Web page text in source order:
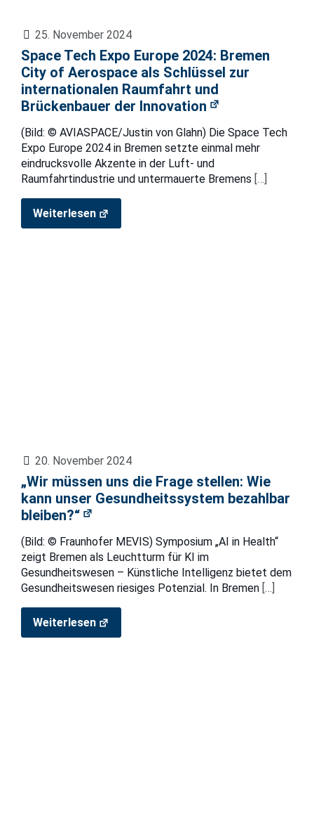
25. November 2024
Space Tech Expo Europe 2024: Bremen
City of Aerospace als Schlüssel zur
internationalen Raumfahrt und
Brückenbauer der Innovation
(Bild: © AVIASPACE/Justin von Glahn) Die Space Tech
Expo Europe 2024 in Bremen setzte einmal mehr
eindrucksvolle Akzente in der Luft- und
Raumfahrtindustrie und untermauerte Bremens […]
Weiterlesen
20. November 2024
„Wir müssen uns die Frage stellen: Wie
kann unser Gesundheitssystem bezahlbar
bleiben?“
(Bild: © Fraunhofer MEVIS) Symposium „AI in Health“
zeigt Bremen als Leuchtturm für KI im
Gesundheitswesen – Künstliche Intelligenz bietet dem
Gesundheitswesen riesiges Potenzial. In Bremen […]
Weiterlesen